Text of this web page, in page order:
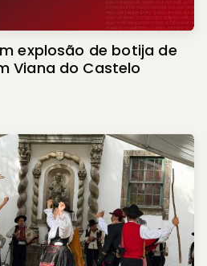
explosão de botija de
Viana do Castelo